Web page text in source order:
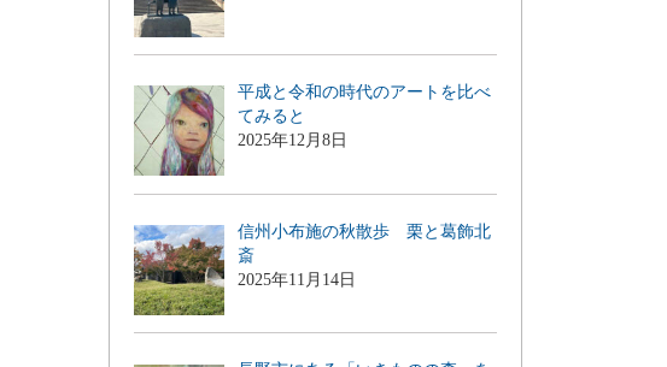
平成と令和の時代のアートを比べ
てみると
2025年12月8日
信州小布施の秋散歩 栗と葛飾北
斎
2025年11月14日